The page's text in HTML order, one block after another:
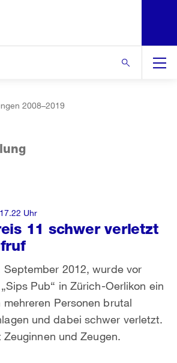
2008–2019
11 schwer verletzt
September 2012, wurde vor
Pub“ in Zürich-Oerlikon ein
mehreren Personen brutal
und dabei schwer verletzt.
und Zeugen.
Uhr